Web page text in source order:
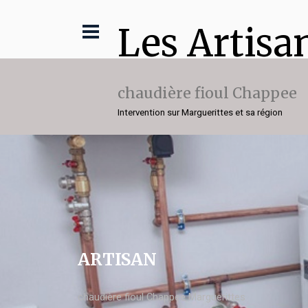
Les
chaudière fioul Chappee
Intervention sur Marguerittes et sa région
ARTISAN
chaudière fioul Chappee Marguerittes